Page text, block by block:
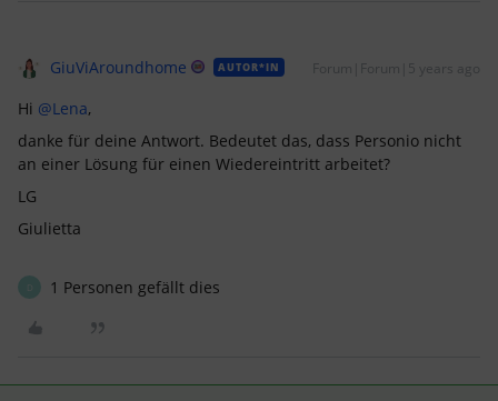
GiuViAroundhome AUTOR*IN Forum|Forum|5 years ago
Hi @Lena,
danke für deine Antwort. Bedeutet das, dass Personio nicht
an einer Lösung für einen Wiedereintritt arbeitet?
LG
Giulietta
1 Personen gefällt dies